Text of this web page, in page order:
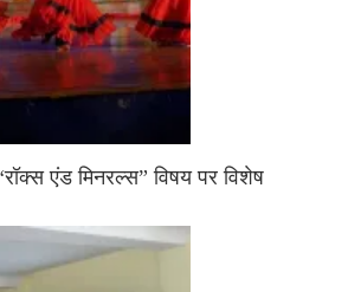
एंड मिनरल्स” विषय पर विशेष